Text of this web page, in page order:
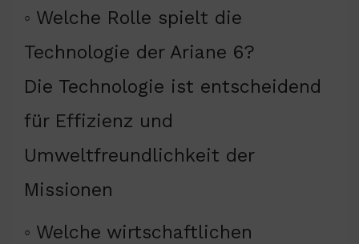
◦ Welche Rolle spielt die
Technologie der Ariane 6?
Die Technologie ist entscheidend
für Effizienz und
Umweltfreundlichkeit der
Missionen
◦ Welche wirtschaftlichen